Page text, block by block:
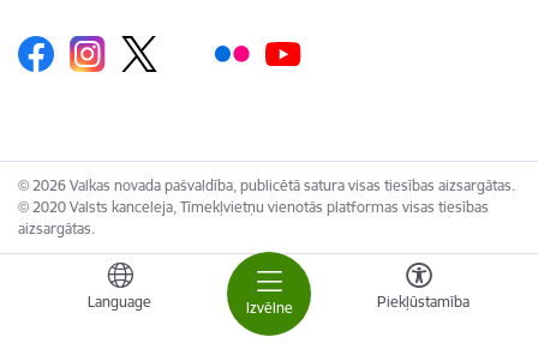
Izvēlne
Language Piekļūstamība
© 2026 Valkas novada pašvaldība, publicētā satura visas tiesības aizsargātas.
© 2020 Valsts kanceleja, Tīmekļvietņu vienotās platformas visas tiesības
aizsargātas.